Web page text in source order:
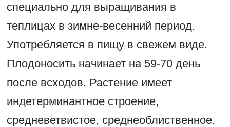
специально для выращивания в
теплицах в зимне-весенний период.
Употребляется в пищу в свежем виде.
Плодоносить начинает на 59-70 день
после всходов. Растение имеет
индетерминантное строение,
средневетвистое, среднеоблиственное.